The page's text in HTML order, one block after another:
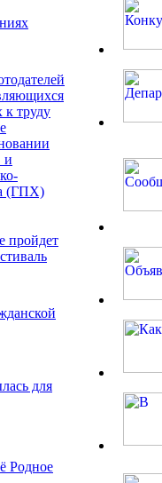
труду
и
(ГПХ)
пройдет
для
Родное